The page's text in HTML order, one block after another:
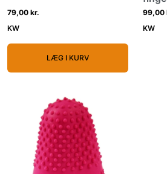
79,00 kr.
KW
LÆG I KURV
99,00
KW